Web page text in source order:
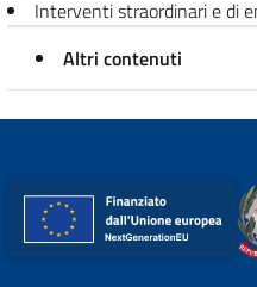
Interventi straordinari e di
Altri contenuti